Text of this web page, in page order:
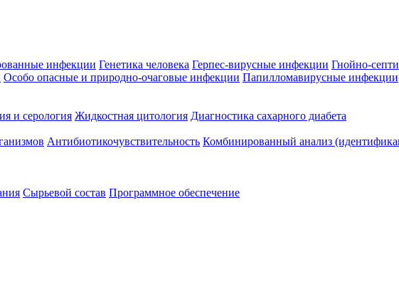
инфекции Генетика человека Герпес-вирусные инфекции Гнойно-
Особо опасные и природно-очаговые инфекции Папилломавирусные инфекции
и серология Жидкостная цитология Диагностика сахарного диабета
Антибиотикочувствительность Комбинированный анализ
Сырьевой состав Программное обеспечение